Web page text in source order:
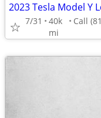
7/31
40k
mi